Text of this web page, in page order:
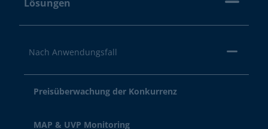
Lösungen
Nach Anwendungsfall
Preisüberwachung der Konkurrenz
MAP & UVP Monitoring